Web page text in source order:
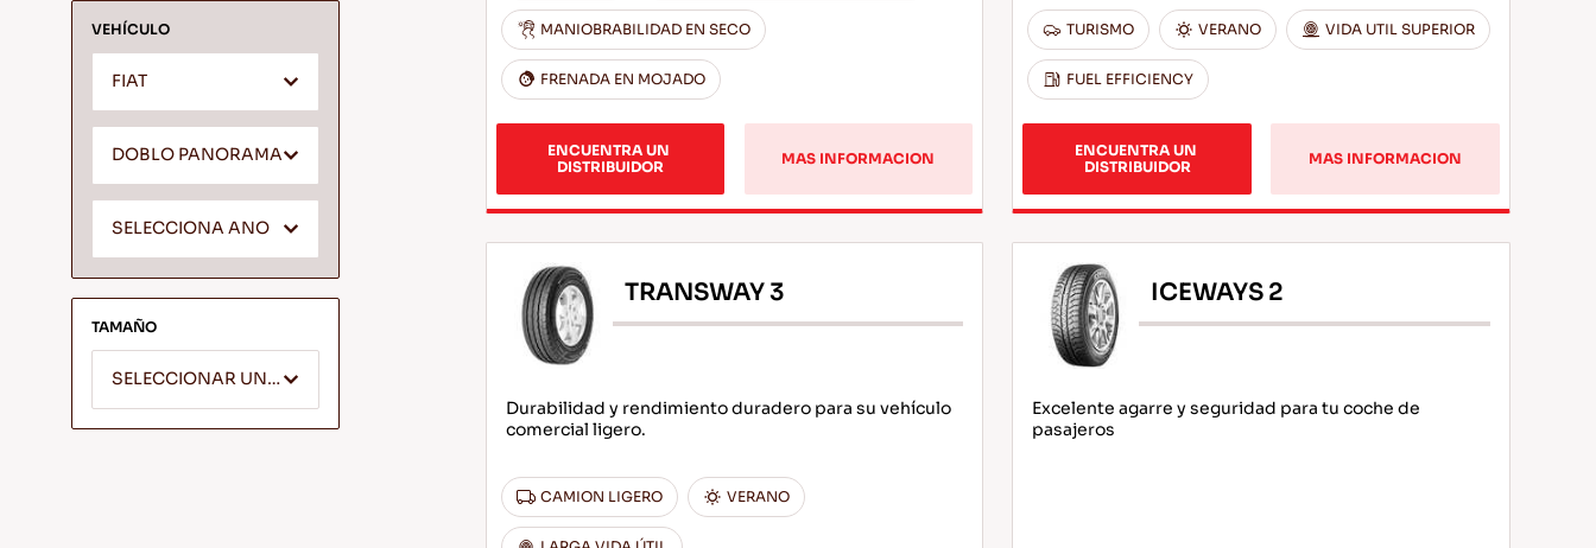
VEHÍCULO
FIAT
DOBLO PANORAMA
SELECCIONA ANO
TAMAÑO
SELECCIONAR UN ANCHO
MANIOBRABILIDAD EN SECO
FRENADA EN MOJADO
ENCUENTRA UN
DISTRIBUIDOR
MAS INFORMACION
TURISMO VERANO VIDA UTIL SUPERIOR
FUEL EFFICIENCY
ENCUENTRA UN
DISTRIBUIDOR
MAS INFORMACION
TRANSWAY 3
Durabilidad y rendimiento duradero para su vehículo
comercial ligero.
CAMION LIGERO VERANO
ICEWAYS 2
Excelente agarre y seguridad para tu coche de
pasajeros